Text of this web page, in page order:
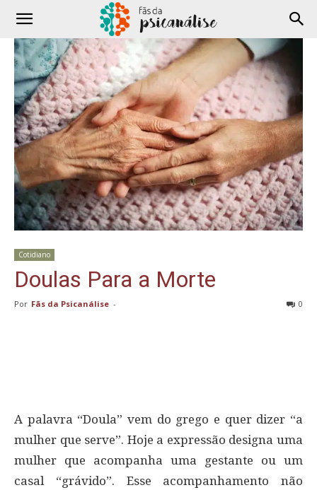
Cotidiano
Doulas Para a Morte
Por Fãs da Psicanálise - 0
A palavra “Doula” vem do grego e quer dizer “a
mulher que serve”. Hoje a expressão designa uma
mulher que acompanha uma gestante ou um
casal “grávido”. Esse acompanhamento não